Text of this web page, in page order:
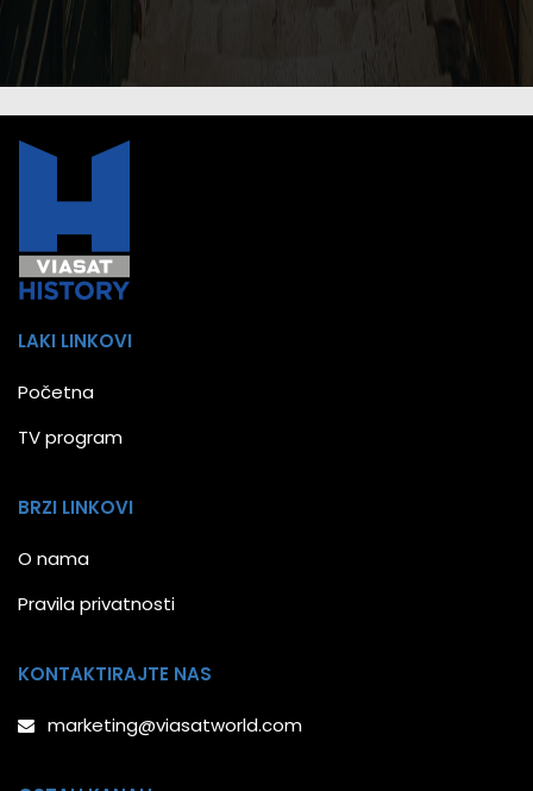
LAKI LINKOVI
Početna
TV program
BRZI LINKOVI
O nama
Pravila privatnosti
KONTAKTIRAJTE NAS
marketing@viasatworld.com